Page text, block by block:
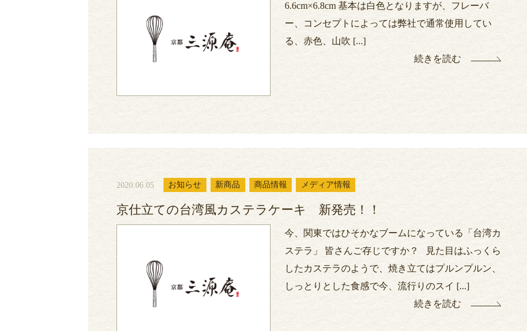
6.6cm×6.8cm 基本は白色となりますが、フレーバ
ー、コンセプトによっては弊社で通常使用してい
る、赤色、山吹 [...]
続きを読む
2020.06.05 お知らせ 新商品 商品情報 メディア情報
京仕立ての台湾風カステラケーキ 新発売！！
今、関東ではひそかなブームになっている「台湾カ
ステラ」 皆さんご存じですか？ 見た目はふっくら
したカステラのようで、焼き立てはプルンプルン、
しっとりとした食感で今、流行りのスイ [...]
続きを読む